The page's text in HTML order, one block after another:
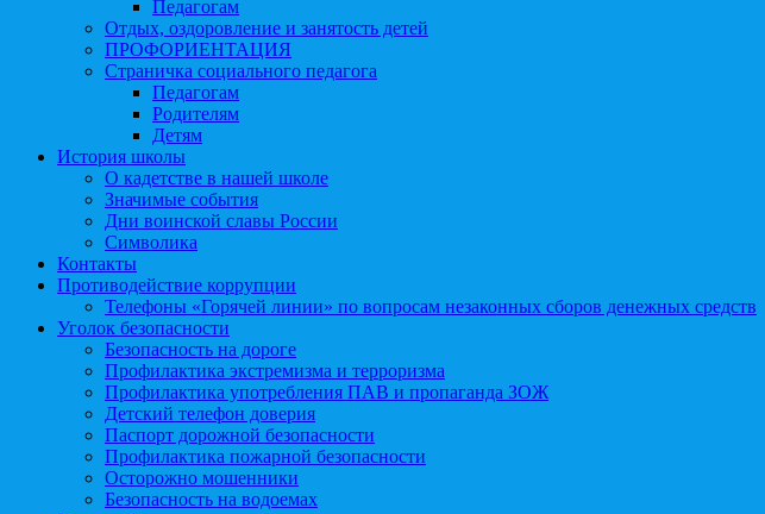
Педагогам
Отдых, оздоровление и занятость детей
ПРОФОРИЕНТАЦИЯ
Страничка социального педагога
Педагогам
Родителям
Детям
История школы
О кадетстве в нашей школе
Значимые события
Дни воинской славы России
Символика
Контакты
Противодействие коррупции
Телефоны «Горячей линии» по вопросам незаконных сборов денежных средств
Уголок безопасности
Безопасность на дороге
Профилактика экстремизма и терроризма
Профилактика употребления ПАВ и пропаганда ЗОЖ
Детский телефон доверия
Паспорт дорожной безопасности
Профилактика пожарной безопасности
Осторожно мошенники
Безопасность на водоемах